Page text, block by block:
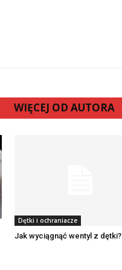
WIĘCEJ OD AUTORA
Dętki i ochraniacze
Jak wyciągnąć wentyl z dętki?